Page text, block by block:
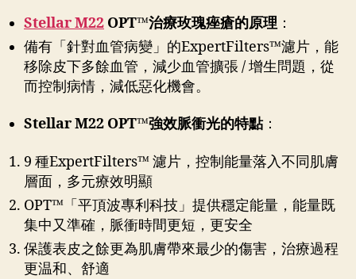
Stellar M22 OPT™治療玫瑰痤瘡的原理：
備有「針對血管病變」的ExpertFilters™濾片，能
移除皮下多餘血管，減少血管擴張 / 增生問題，從
而控制病情，減低惡化機會。
Stellar M22 OPT™強效脈衝光的特點：
9 種ExpertFilters™ 濾片，控制能量落入不同肌膚
層面，多元療效明顯
OPT™「平頂波專利科技」提供穩定能量，能量既
集中又準確，脈衝時間更短，更安全
保護表皮之餘更為肌膚帶來最少的傷害，治療過程
更温和、舒適